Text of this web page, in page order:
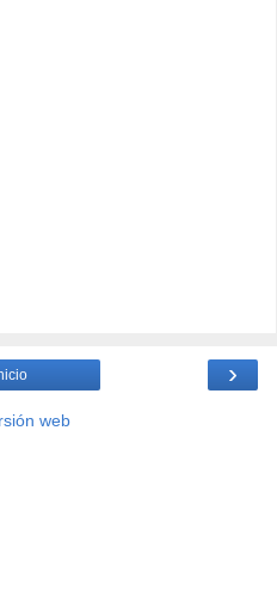
›
web